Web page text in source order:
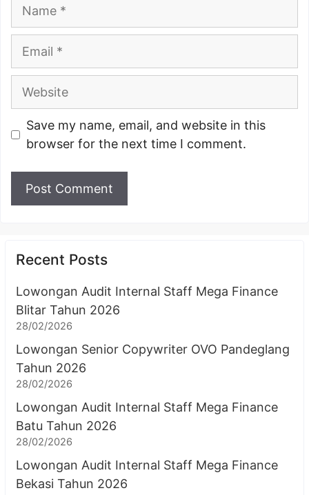
Website
Save my name, email, and website in this
browser for the next time I comment.
Recent Posts
Lowongan Audit Internal Staff Mega Finance
Blitar Tahun 2026
28/02/2026
Lowongan Senior Copywriter OVO Pandeglang
Tahun 2026
28/02/2026
Lowongan Audit Internal Staff Mega Finance
Batu Tahun 2026
28/02/2026
Lowongan Audit Internal Staff Mega Finance
Bekasi Tahun 2026